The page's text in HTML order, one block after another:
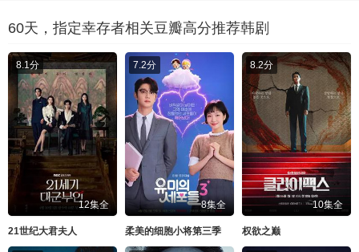
60天，指定幸存者相关豆瓣高分推荐韩剧
8.1分
12集全
21世纪大君夫人
7.2分
8集全
柔美的细胞小将第三季
8.2分
10集全
权欲之巅